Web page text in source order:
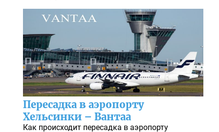
Пересадка в аэропорту
Хельсинки – Вантаа
Как происходит пересадка в аэропорту